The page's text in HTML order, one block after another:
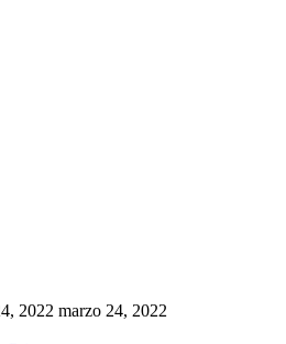
2022 marzo 24, 2022